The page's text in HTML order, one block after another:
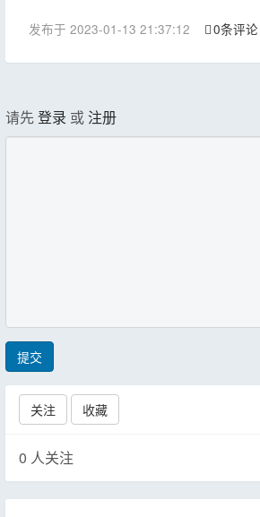
发布于 2023-01-13 21:37:12 0条评论
请先登录 或 注册
提交
关注 收藏
0 人关注